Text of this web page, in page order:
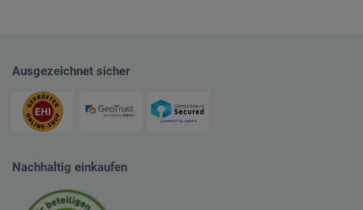
Ausgezeichnet sicher
Nachhaltig einkaufen